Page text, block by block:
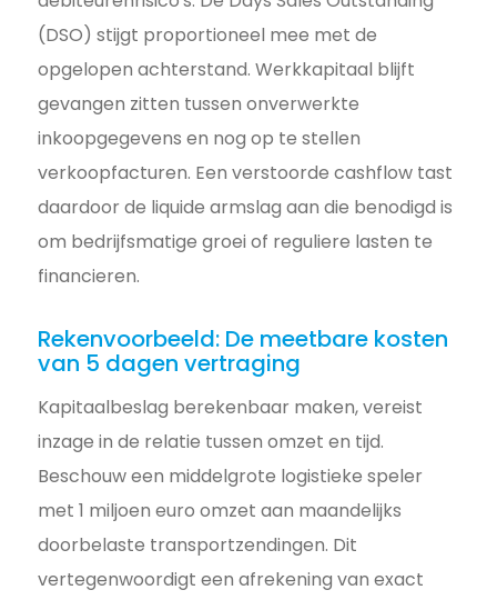
(DSO) stijgt proportioneel mee met de
opgelopen achterstand. Werkkapitaal blijft
gevangen zitten tussen onverwerkte
inkoopgegevens en nog op te stellen
verkoopfacturen. Een verstoorde cashflow tast
daardoor de liquide armslag aan die benodigd is
om bedrijfsmatige groei of reguliere lasten te
financieren.
Rekenvoorbeeld: De meetbare kosten
van 5 dagen vertraging
Kapitaalbeslag berekenbaar maken, vereist
inzage in de relatie tussen omzet en tijd.
Beschouw een middelgrote logistieke speler
met 1 miljoen euro omzet aan maandelijks
doorbelaste transportzendingen. Dit
vertegenwoordigt een afrekening van exact